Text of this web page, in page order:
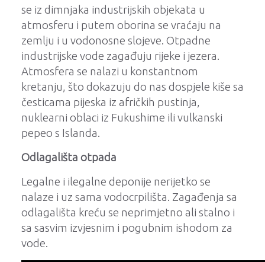
se iz dimnjaka industrijskih objekata u
atmosferu i putem oborina se vraćaju na
zemlju i u vodonosne slojeve. Otpadne
industrijske vode zagađuju rijeke i jezera.
Atmosfera se nalazi u konstantnom
kretanju, što dokazuju do nas dospjele kiše sa
česticama pijeska iz afričkih pustinja,
nuklearni oblaci iz Fukushime ili vulkanski
pepeo s Islanda.
Odlagališta otpada
Legalne i ilegalne deponije nerijetko se
nalaze i uz sama vodocrpilišta. Zagađenja sa
odlagališta kreću se neprimjetno ali stalno i
sa sasvim izvjesnim i pogubnim ishodom za
vode.